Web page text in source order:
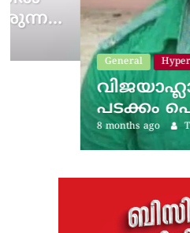
General Hyperlocal
പടക്കം
The Journal